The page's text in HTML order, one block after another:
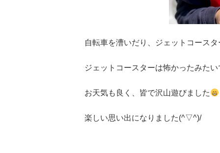
自転車を漕いだり、ジェットコース
ジェットコースターは怖かったみたい
お天気も良く、皆で沢山遊びました
楽しい思い出になりました(^▽^)/